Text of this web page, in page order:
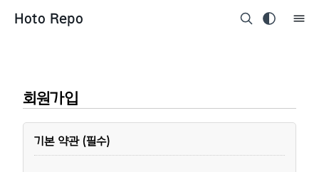
Hoto Repo
회원가입
기본 약관 (필수)